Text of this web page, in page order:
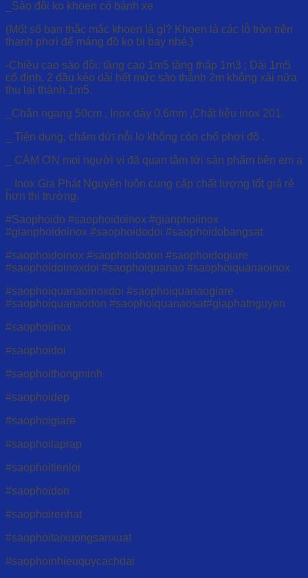
_Sào đôi ko khoen có bánh xe
(Mốt số bạn thắc mắc khoen là gì? Khoen là các lỗ tròn trên
thanh phơi để máng đồ ko bị bay nhé.)
-Chiều cao sào đôi: tầng cao 1m5 tầng thấp 1m3 ; Dài 1m5
cố định, 2 đầu kéo dài hết mức sào thành 2m không xài nữa
thu lại thành 1m5.
_Chân ngang 50cm , Inox dày 0.6mm ,Chất liệu inox 201.
_ Tiện dụng, chấm dứt nỗi lo không còn chổ phơi đồ .
_ CÁM ƠN mọi người vì đã quan tâm tới sản phẩm bên em ạ
_ Inox Gia Phát Nguyên luôn cung cấp chất lượng tốt giá rẻ
hơn thị trường.
#Saophoido #saophoidoinox #gianphoiinox
#gianphoidoinox #saophoidodoi #saophoidobangsat
#saophoidoinox #saophoidodon #saophoidogiare
#saophoidoinoxdoi #saophoiquanao #saophoiquanaoinox
#saophoiquanaoinoxdoi #saophoiquanaogiare
#saophoiquanaodon #saophoiquanaosat#giaphatnguyen
#saophoiinox
#saophoidoi
#saophoithongminh
#saophoidep
#saophoigiare
#saophoilaprap
#saophoitienloi
#saophoidon
#saophoirenhat
#saophoitaixuongsanxuat
#saophoinhieuquycachdai